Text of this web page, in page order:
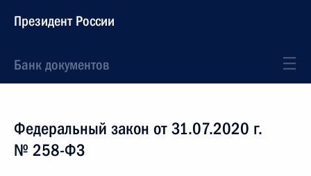
Президент России
Банк документов
Федеральный закон от 31.07.2020 г.
№ 258-ФЗ